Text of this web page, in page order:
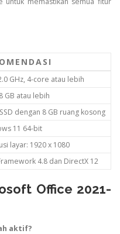
GHz, 4-core atau lebih
GB atau lebih
dengan 8 GB ruang kosong
11 64-bit
layar: 1920 x 1080
4.8 dan DirectX 12
Office 2021-
aktif?